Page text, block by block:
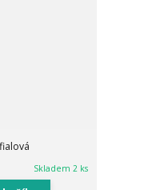
Skladem 2 ks